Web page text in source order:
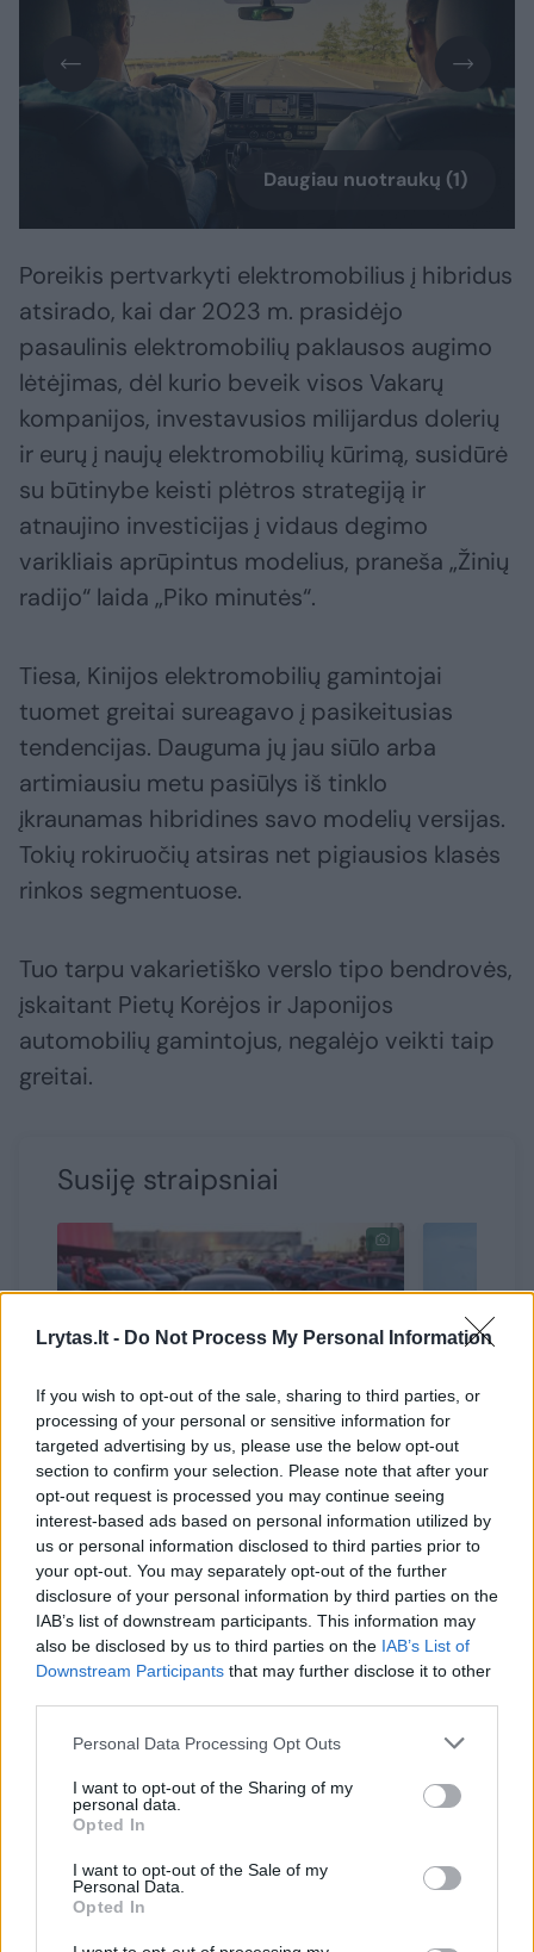
Lrytas.lt - Do Not Process My Personal Information
If you wish to opt-out of the sale, sharing to third parties, or
processing of your personal or sensitive information for
targeted advertising by us, please use the below opt-out
section to confirm your selection. Please note that after your
opt-out request is processed you may continue seeing
interest-based ads based on personal information utilized by
us or personal information disclosed to third parties prior to
your opt-out. You may separately opt-out of the further
disclosure of your personal information by third parties on the
IAB’s list of downstream participants. This information may
also be disclosed by us to third parties on the IAB’s List of
Downstream Participants that may further disclose it to other
Personal Data Processing Opt Outs
I want to opt-out of the Sharing of my
personal data.
Opted In
I want to opt-out of the Sale of my
Personal Data.
Opted In
Daugiau nuotraukų (1)
Poreikis pertvarkyti elektromobilius į hibridus
atsirado, kai dar 2023 m. prasidėjo
pasaulinis elektromobilių paklausos augimo
lėtėjimas, dėl kurio beveik visos Vakarų
kompanijos, investavusios milijardus dolerių
ir eurų į naujų elektromobilių kūrimą, susidūrė
su būtinybe keisti plėtros strategiją ir
atnaujino investicijas į vidaus degimo
varikliais aprūpintus modelius, praneša „Žinių
radijo“ laida „Piko minutės“.
Tiesa, Kinijos elektromobilių gamintojai
tuomet greitai sureagavo į pasikeitusias
tendencijas. Dauguma jų jau siūlo arba
artimiausiu metu pasiūlys iš tinklo
įkraunamas hibridines savo modelių versijas.
Tokių rokiruočių atsiras net pigiausios klasės
rinkos segmentuose.
Tuo tarpu vakarietiško verslo tipo bendrovės,
įskaitant Pietų Korėjos ir Japonijos
automobilių gamintojus, negalėjo veikti taip
greitai.
Susiję straipsniai
„Tesla“ paleis biudžetinį
„Model 3“ modelį su gerokai
apkarpyta įranga
Arteon“
visiems
Pavyzdžiui, korporacijai „Stellantis“ prireikė
beveik dvejų metų, kad prie prastai
parduodamo elektrinio hečbeko „Fiat 500e“
rezultatą jie dar tik žada parodyti.